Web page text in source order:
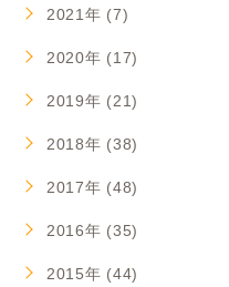
2021年 (7)
2020年 (17)
2019年 (21)
2018年 (38)
2017年 (48)
2016年 (35)
2015年 (44)